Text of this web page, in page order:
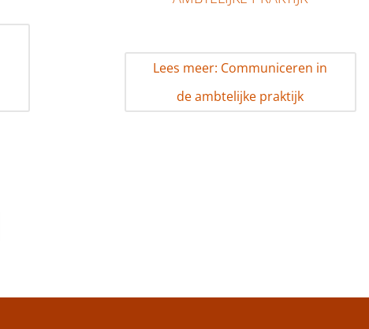
Lees meer: Communiceren in
de ambtelijke praktijk